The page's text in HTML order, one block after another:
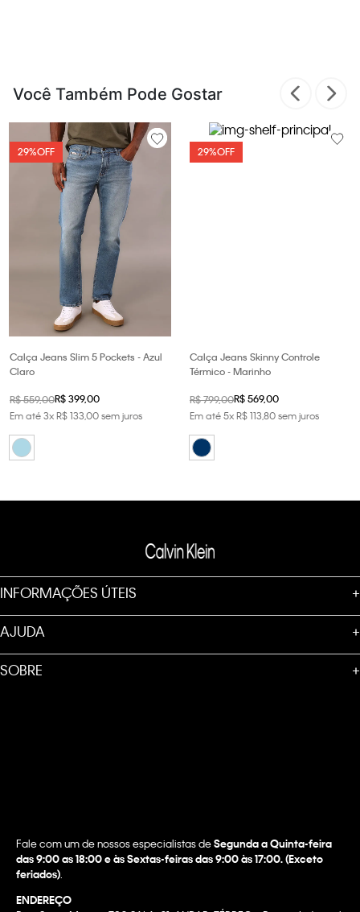
Você Também Pode Gostar
29%OFF
Calça Jeans Slim 5 Pockets - Azul
Claro
R$559,00R$399,00
Em até3xR$13300sem juros
29%OFF
Calça Jeans Skinny Controle
Térmico - Marinho
R$799,00R$569,00
Em até5xR$11380sem juros
INFORMAÇÕES ÚTEIS +
AJUDA +
SOBRE +
Fale com um de nossos especialistas deSegunda a Quinta-feira
das 9:00 as 18:00 e às Sextas-feiras das 9:00 às 17:00. (Exceto
feriados)
ENDEREÇO